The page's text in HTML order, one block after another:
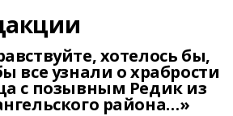
хотелось бы,
все узнали о храбрости
с позывным Редик из
района…»